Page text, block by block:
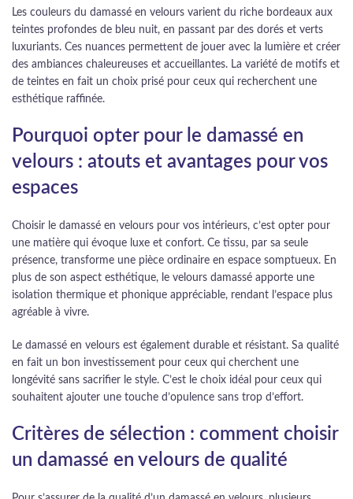
Les couleurs du damassé en velours varient du riche bordeaux aux
teintes profondes de bleu nuit, en passant par des dorés et verts
luxuriants. Ces nuances permettent de jouer avec la lumière et créer
des ambiances chaleureuses et accueillantes. La variété de motifs et
de teintes en fait un choix prisé pour ceux qui recherchent une
esthétique raffinée.
Pourquoi opter pour le damassé en
velours : atouts et avantages pour vos
espaces
Choisir le damassé en velours pour vos intérieurs, c’est opter pour
une matière qui évoque luxe et confort. Ce tissu, par sa seule
présence, transforme une pièce ordinaire en espace somptueux. En
plus de son aspect esthétique, le velours damassé apporte une
isolation thermique et phonique appréciable, rendant l’espace plus
agréable à vivre.
Le damassé en velours est également durable et résistant. Sa qualité
en fait un bon investissement pour ceux qui cherchent une
longévité sans sacrifier le style. C’est le choix idéal pour ceux qui
souhaitent ajouter une touche d’opulence sans trop d’effort.
Critères de sélection : comment choisir
un damassé en velours de qualité